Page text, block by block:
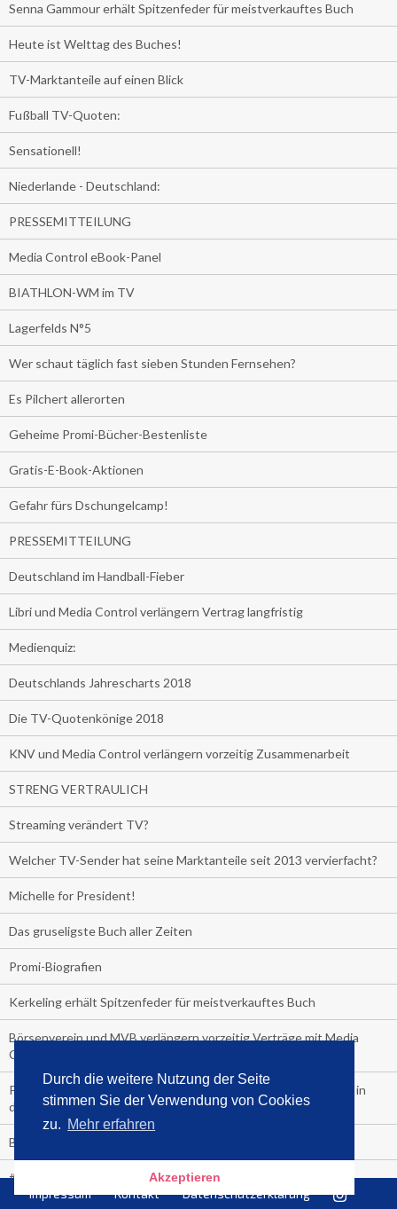
Durch die weitere Nutzung der Seite
stimmen Sie der Verwendung von Cookies
zu. Mehr erfahren
Akzeptieren
Senna Gammour erhält Spitzenfeder für meistverkauftes Buch
Heute ist Welttag des Buches!
TV-Marktanteile auf einen Blick
Fußball TV-Quoten:
Sensationell!
Niederlande - Deutschland:
PRESSEMITTEILUNG
Media Control eBook-Panel
BIATHLON-WM im TV
Lagerfelds N°5
Wer schaut täglich fast sieben Stunden Fernsehen?
Es Pilchert allerorten
Geheime Promi-Bücher-Bestenliste
Gratis-E-Book-Aktionen
Gefahr fürs Dschungelcamp!
PRESSEMITTEILUNG
Deutschland im Handball-Fieber
Libri und Media Control verlängern Vertrag langfristig
Medienquiz:
Deutschlands Jahrescharts 2018
Die TV-Quotenkönige 2018
KNV und Media Control verlängern vorzeitig Zusammenarbeit
STRENG VERTRAULICH
Streaming verändert TV?
Welcher TV-Sender hat seine Marktanteile seit 2013 vervierfacht?
Michelle for President!
Das gruseligste Buch aller Zeiten
Promi-Biografien
Kerkeling erhält Spitzenfeder für meistverkauftes Buch
Börsenverein und MVB verlängern vorzeitig Verträge mit Media
Control bis 2024
PocketBook, Ceebo und Umbreit bringen Hörbuch-Downloads in
die Cloud
Bella Bella
#1-Bestseller: "Das ist Alpha!" von Kollegah
Impressum Kontakt Datenschutzerklärung